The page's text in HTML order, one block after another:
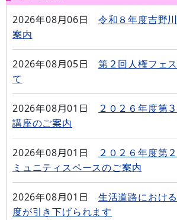
2026年08月06日
令和８年度吉野
案内
2026年08月05日
第２回人権フェ
て
2026年08月01日
２０２６年度第
講座のご案内
2026年08月01日
２０２６年度第
ミュニティスペースのご案内
2026年08月01日
生活道路におけ
度が引き下げられます